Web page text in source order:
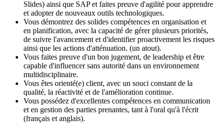
Slides) ainsi que SAP et faites preuve d'agilité pour apprendre
et adopter de nouveaux outils technologiques.
Vous démontrez des solides compétences en organisation et
en planification, avec la capacité de gérer plusieurs priorités,
de suivre l'avancement et d'identifier proactivement les risques
ainsi que les actions d'atténuation. (un atout).
Vous faites preuve d'un bon jugement, de leadership et être
capable d'influencer sans autorité dans un environnement
multidisciplinaire.
Vous êtes orienté(e) client, avec un souci constant de la
qualité, la réactivité et de l'amélioration continue.
Vous possédez d'excellentes compétences en communication
et en gestion des parties prenantes, tant à l'oral qu'à l'écrit
(français et anglais).